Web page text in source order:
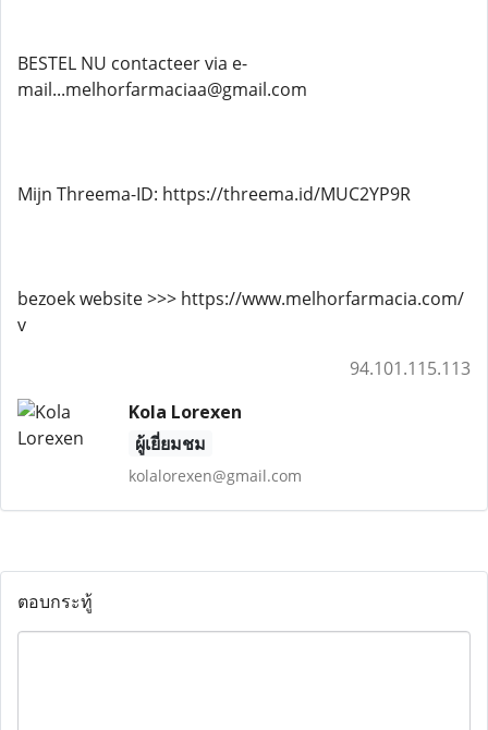
BESTEL NU contacteer via e-
mail...melhorfarmaciaa@gmail.com
Mijn Threema-ID: https://threema.id/MUC2YP9R
bezoek website >>> https://www.melhorfarmacia.com/
v
94.101.115.113
Kola Lorexen
ผู้เยี่ยมชม
kolalorexen@gmail.com
ตอบกระทู้